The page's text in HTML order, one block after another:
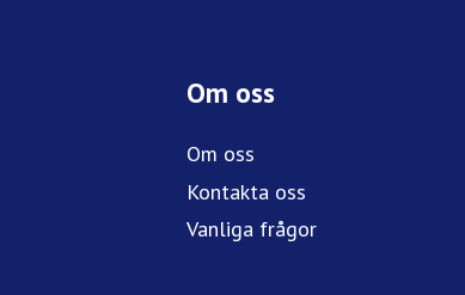
Om oss
Om oss
Kontakta oss
Vanliga frågor